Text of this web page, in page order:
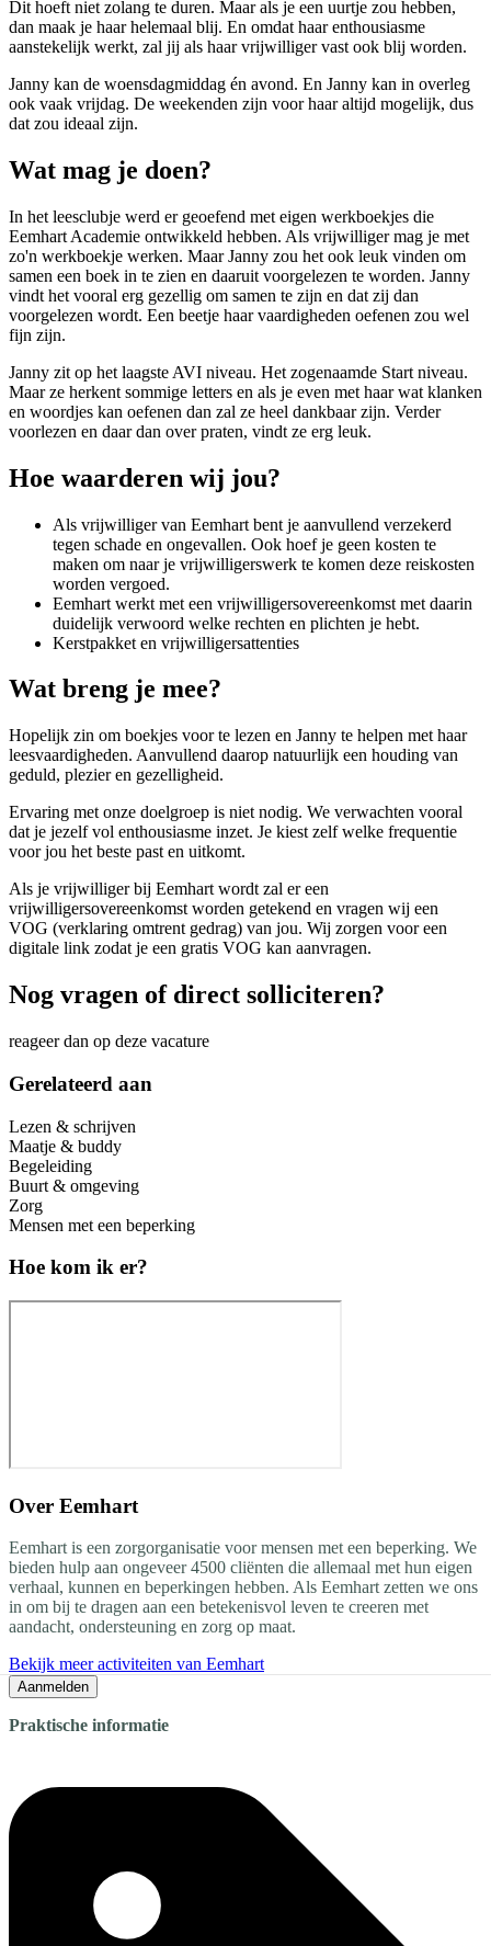
Dit hoeft niet zolang te duren. Maar als je een uurtje zou hebben,
dan maak je haar helemaal blij. En omdat haar enthousiasme
aanstekelijk werkt, zal jij als haar vrijwilliger vast ook blij worden.
Janny kan de woensdagmiddag én avond. En Janny kan in overleg
ook vaak vrijdag. De weekenden zijn voor haar altijd mogelijk, dus
dat zou ideaal zijn.
Wat mag je doen?
In het leesclubje werd er geoefend met eigen werkboekjes die
Eemhart Academie ontwikkeld hebben. Als vrijwilliger mag je met
zo'n werkboekje werken. Maar Janny zou het ook leuk vinden om
samen een boek in te zien en daaruit voorgelezen te worden. Janny
vindt het vooral erg gezellig om samen te zijn en dat zij dan
voorgelezen wordt. Een beetje haar vaardigheden oefenen zou wel
fijn zijn.
Janny zit op het laagste AVI niveau. Het zogenaamde Start niveau.
Maar ze herkent sommige letters en als je even met haar wat klanken
en woordjes kan oefenen dan zal ze heel dankbaar zijn. Verder
voorlezen en daar dan over praten, vindt ze erg leuk.
Hoe waarderen wij jou?
Als vrijwilliger van Eemhart bent je aanvullend verzekerd
tegen schade en ongevallen. Ook hoef je geen kosten te
maken om naar je vrijwilligerswerk te komen deze reiskosten
worden vergoed.
Eemhart werkt met een vrijwilligersovereenkomst met daarin
duidelijk verwoord welke rechten en plichten je hebt.
Kerstpakket en vrijwilligersattenties
Wat breng je mee?
Hopelijk zin om boekjes voor te lezen en Janny te helpen met haar
leesvaardigheden. Aanvullend daarop natuurlijk een houding van
geduld, plezier en gezelligheid.
Ervaring met onze doelgroep is niet nodig. We verwachten vooral
dat je jezelf vol enthousiasme inzet. Je kiest zelf welke frequentie
voor jou het beste past en uitkomt.
Als je vrijwilliger bij Eemhart wordt zal er een
vrijwilligersovereenkomst worden getekend en vragen wij een
VOG (verklaring omtrent gedrag) van jou. Wij zorgen voor een
digitale link zodat je een gratis VOG kan aanvragen.
Nog vragen of direct solliciteren?
reageer dan op deze vacature
Gerelateerd aan
Lezen & schrijven
Maatje & buddy
Begeleiding
Buurt & omgeving
Zorg
Mensen met een beperking
Hoe kom ik er?
Over Eemhart
Eemhart is een zorgorganisatie voor mensen met een beperking. We
bieden hulp aan ongeveer 4500 cliënten die allemaal met hun eigen
verhaal, kunnen en beperkingen hebben. Als Eemhart zetten we ons
in om bij te dragen aan een betekenisvol leven te creeren met
aandacht, ondersteuning en zorg op maat.
Bekijk meer activiteiten van Eemhart
Aanmelden
Praktische informatie